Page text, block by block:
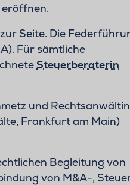
Seite. Die
Für sämtliche
Steuerberaterin
und Rechtsanwältin
Frankfurt am Main)
Begleitung von
von M&A-,